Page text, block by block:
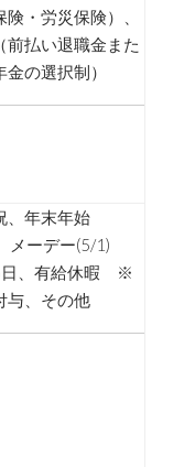
・労災保険）、
前払い退職金また
の選択制）
、年末年始
メーデー(5/1)
日、有給休暇 ※
与、その他